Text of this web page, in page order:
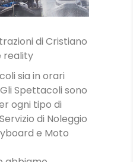
di Cristiano
reality
sia in orari
Spettacoli sono
ogni tipo di
di Noleggio
e Moto